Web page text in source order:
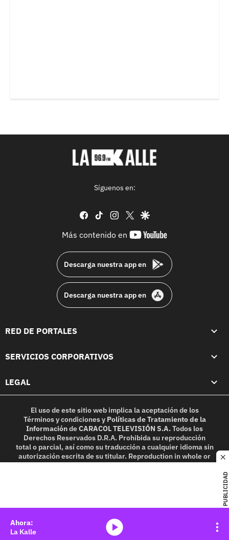
PUBLICIDAD
Síguenos en:
facebook
tiktok instagram
twittergoogle
Más contenido en
youtube-
Descarga nuestra app en
Descarga nuestra app en
RED DE PORTALES
SERVICIOS CORPORATIVOS
LEGAL
El uso de este sitio web implica la aceptación de los
Términos y condicionesy Políticas de Tratamiento de la
InformacióndeCARACOL TELEVISIÓN S.A.Todos los
Derechos Reservados D.R.A. Prohibida su reproducción
total o parcial, así como su traducción a cualquier idioma sin
autorización escrita de su titular. Reproduction in whole or
in part, or translation without written permission is
La Kalle